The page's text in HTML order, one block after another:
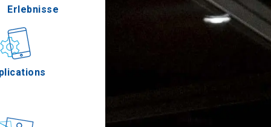
Gastronomie
Erlebnisse